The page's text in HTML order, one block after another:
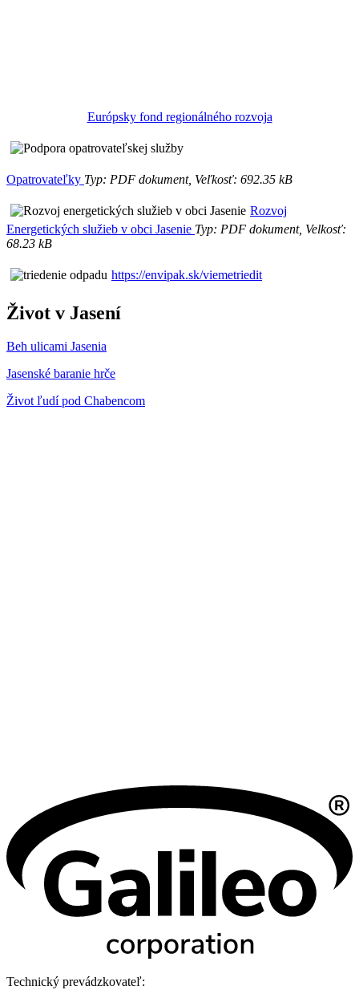
Európsky fond regionálného rozvoja
Opatrovateľky Typ: PDF dokument, Veľkosť: 692.35 kB
Rozvoj
Energetických služieb v obci Jasenie Typ: PDF dokument, Velkosť:
68.23 kB
https://envipak.sk/viemetriedit
Život v Jasení
Beh ulicami Jasenia
Jasenské baranie hrče
Život ľudí pod Chabencom
Technický prevádzkovateľ: